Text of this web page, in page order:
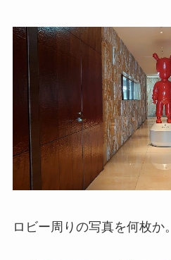
ロビー周りの写真を何枚か。